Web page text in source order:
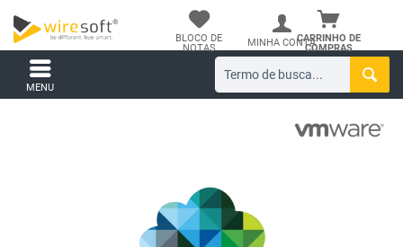
CARRINHO DE
COMPRAS
BLOCO DE
NOTAS
MINHA CONTA
MENU